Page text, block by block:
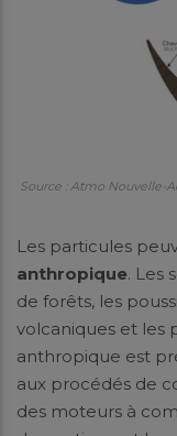
Source : Atmo
Les particules
anthropique. Les
de forêts, les
volcaniques et les
anthropique est
aux procédés de
des moteurs à